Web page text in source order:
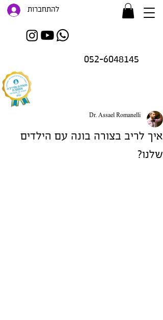
052-6048145
זו רק ההתחלה...
להתחברות
איך לריב בצורה בונה עם הילדים
שלנו?
Dr. Assael Romanelli